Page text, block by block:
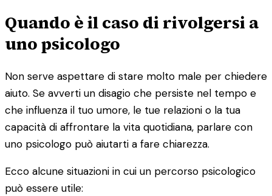
Quando è il caso di rivolgersi a
uno psicologo
Non serve aspettare di stare molto male per chiedere
aiuto. Se avverti un disagio che persiste nel tempo e
che influenza il tuo umore, le tue relazioni o la tua
capacità di affrontare la vita quotidiana, parlare con
uno psicologo può aiutarti a fare chiarezza.
Ecco alcune situazioni in cui un percorso psicologico
può essere utile: